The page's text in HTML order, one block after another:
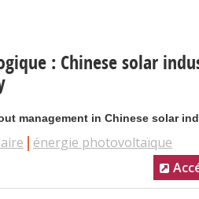
: Chinese solar
management in Chinese solar
énergie photovoltaïque